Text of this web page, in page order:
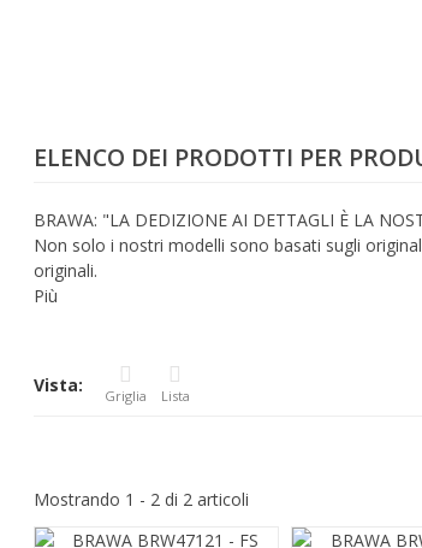
ELENCO DEI PRODOTTI PER
BRAWA: "LA DEDIZIONE AI DETTAGLI È LA
Non solo i nostri modelli sono basati sugli
originali.
Più
Vista: Griglia Lista
Mostrando 1 - 2 di 2 articoli